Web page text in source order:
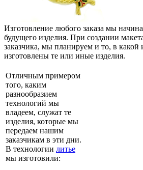
Изготовление любого заказа мы
будущего изделия. При создании
заказчика, мы планируем и то, в какой
изготовлены те или иные изделия.
Отличным примером
того, каким
разнообразием
технологий мы
владеем, служат те
изделия, которые мы
передаем нашим
заказчикам в эти дни.
В технологии литье
мы изготовили: